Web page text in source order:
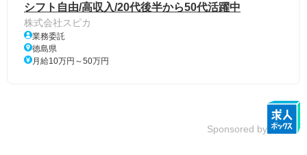
シフト自由/高収入/20代後半から50代活躍中
株式会社スピカ
業務委託
徳島県
月給10万円～50万円
Sponsored by